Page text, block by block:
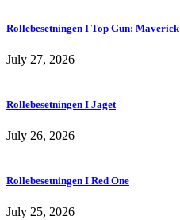
Rollebesetningen I Top Gun: Maverick
July 27, 2026
Rollebesetningen I Jaget
July 26, 2026
Rollebesetningen I Red One
July 25, 2026